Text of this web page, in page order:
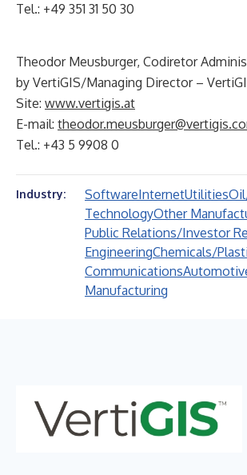
Tel.: +49 351 31 50 30
Theodor Meusburger, Codiretor
by VertiGIS/Managing Director –
Site: www.vertigis.at
E-mail:
Tel.: +43 5 9908 0
Industry: SoftwareInternetUtilities
TechnologyOther
Public Relations/Investor
EngineeringChemicals/
Communications
Manufacturing